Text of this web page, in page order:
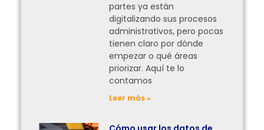
partes ya están
digitalizando sus procesos
administrativos, pero pocas
tienen claro por dónde
empezar o qué áreas
priorizar. Aquí te lo
contamos
Leer más »